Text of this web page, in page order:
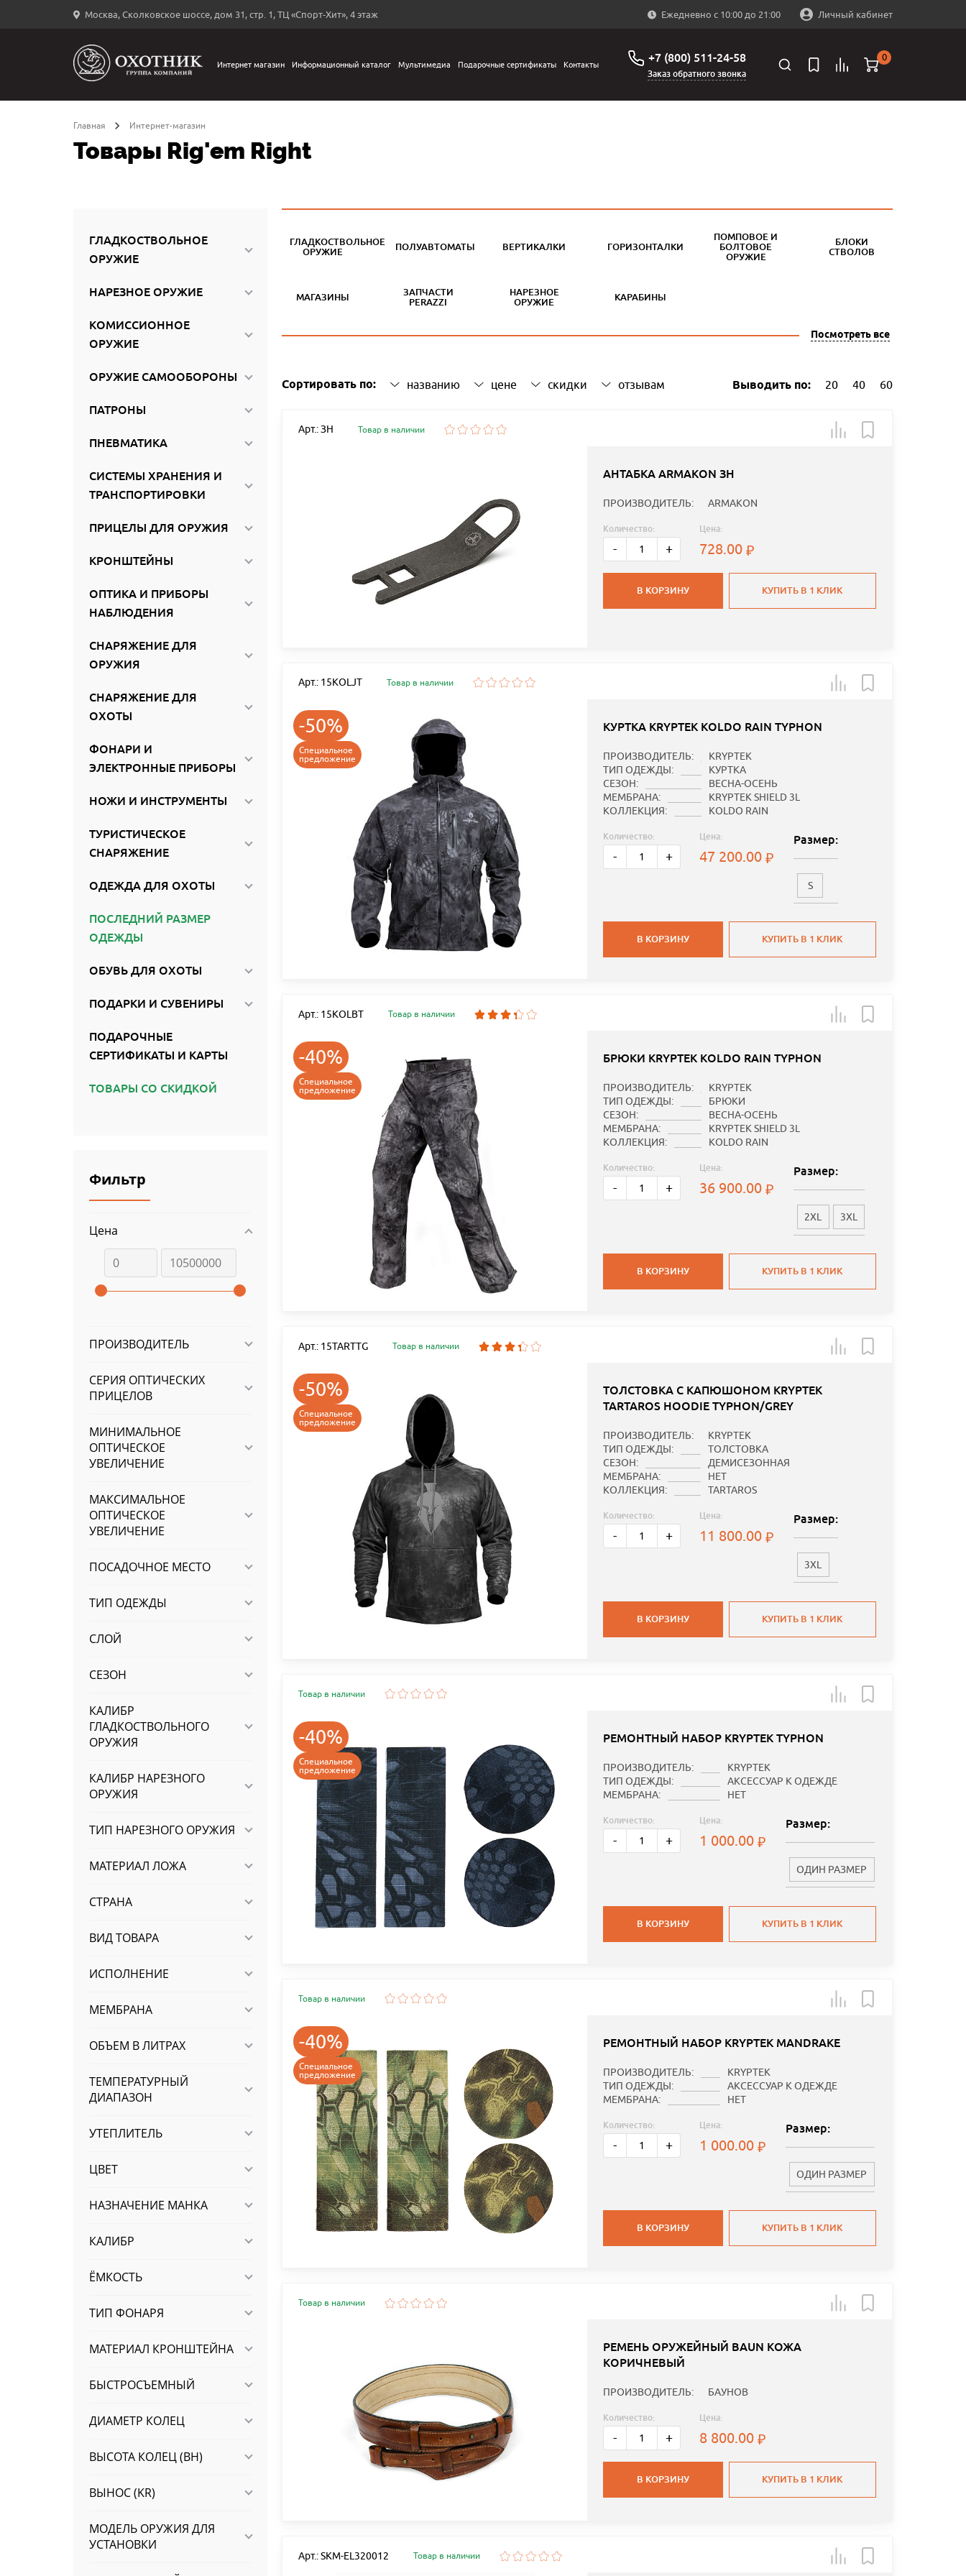
Москва, Сколковское шоссе, дом 31, стр. 1, ТЦ «Спорт-Хит», 4 этаж Ежедневно с 10:00 до 21:00 Личный кабинет
←
Интернет магазин Информационный каталог Мультимедиа Подарочные сертификаты Контакты +7 (800) 511-24-58
Заказ обратного звонка
0
Главная Интернет-магазин
Товары Rig'em Right
ГЛАДКОСТВОЛЬНОЕ
ОРУЖИЕ
НАРЕЗНОЕ ОРУЖИЕ
КОМИССИОННОЕ
ОРУЖИЕ
ОРУЖИЕ САМООБОРОНЫ
ПАТРОНЫ
ПНЕВМАТИКА
СИСТЕМЫ ХРАНЕНИЯ И
ТРАНСПОРТИРОВКИ
ПРИЦЕЛЫ ДЛЯ ОРУЖИЯ
КРОНШТЕЙНЫ
ОПТИКА И ПРИБОРЫ
НАБЛЮДЕНИЯ
СНАРЯЖЕНИЕ ДЛЯ
ОРУЖИЯ
СНАРЯЖЕНИЕ ДЛЯ
ОХОТЫ
ФОНАРИ И
ЭЛЕКТРОННЫЕ ПРИБОРЫ
НОЖИ И ИНСТРУМЕНТЫ
ТУРИСТИЧЕСКОЕ
СНАРЯЖЕНИЕ
ОДЕЖДА ДЛЯ ОХОТЫ
ПОСЛЕДНИЙ РАЗМЕР
ОДЕЖДЫ
ОБУВЬ ДЛЯ ОХОТЫ
ПОДАРКИ И СУВЕНИРЫ
ПОДАРОЧНЫЕ
СЕРТИФИКАТЫ И КАРТЫ
ТОВАРЫ СО СКИДКОЙ
Фильтр
Цена
ПРОИЗВОДИТЕЛЬ
СЕРИЯ ОПТИЧЕСКИХ
ПРИЦЕЛОВ
МИНИМАЛЬНОЕ
ОПТИЧЕСКОЕ
УВЕЛИЧЕНИЕ
МАКСИМАЛЬНОЕ
ОПТИЧЕСКОЕ
УВЕЛИЧЕНИЕ
ПОСАДОЧНОЕ МЕСТО
ТИП ОДЕЖДЫ
СЛОЙ
СЕЗОН
КАЛИБР
ГЛАДКОСТВОЛЬНОГО
ОРУЖИЯ
КАЛИБР НАРЕЗНОГО
ОРУЖИЯ
ТИП НАРЕЗНОГО ОРУЖИЯ
МАТЕРИАЛ ЛОЖА
СТРАНА
ВИД ТОВАРА
ИСПОЛНЕНИЕ
МЕМБРАНА
ОБЪЕМ В ЛИТРАХ
ТЕМПЕРАТУРНЫЙ
ДИАПАЗОН
УТЕПЛИТЕЛЬ
ЦВЕТ
НАЗНАЧЕНИЕ МАНКА
КАЛИБР
ЁМКОСТЬ
ТИП ФОНАРЯ
МАТЕРИАЛ КРОНШТЕЙНА
БЫСТРОСЪЕМНЫЙ
ДИАМЕТР КОЛЕЦ
ВЫСОТА КОЛЕЦ (BH)
ВЫНОС (KR)
МОДЕЛЬ ОРУЖИЯ ДЛЯ
УСТАНОВКИ
ГЛАДКОСТВОЛЬНОЕ
ОРУЖИЕ
ПОЛУАВТОМАТЫ ВЕРТИКАЛКИ ГОРИЗОНТАЛКИ
ПОМПОВОЕ И
БОЛТОВОЕ
ОРУЖИЕ
БЛОКИ
СТВОЛОВ
МАГАЗИНЫ
ЗАПЧАСТИ
PERAZZI
НАРЕЗНОЕ
ОРУЖИЕ
КАРАБИНЫ
Посмотреть все
Сортировать по: названию цене скидки отзывам Выводить по: 20 40 60
Арт.: ЗН Товар в наличии
АНТАБКА ARMAKON ЗН
ПРОИЗВОДИТЕЛЬ: ARMAKON
Количество:
- +
Цена:
728.00
В КОРЗИНУ КУПИТЬ В 1 КЛИК
Арт.: 15KOLJT Товар в наличии
-50%
Специальное
предложение
КУРТКА KRYPTEK KOLDO RAIN TYPHON
ПРОИЗВОДИТЕЛЬ:
KRYPTEK
ТИП ОДЕЖДЫ:
КУРТКА
СЕЗОН:
ВЕСНА-ОСЕНЬ
МЕМБРАНА:
KRYPTEK SHIELD 3L
КОЛЛЕКЦИЯ:
KOLDO RAIN
Количество:
- +
Цена:
47 200.00
Размер:
S
В КОРЗИНУ КУПИТЬ В 1 КЛИК
Арт.: 15KOLBT Товар в наличии
-40%
Специальное
предложение
БРЮКИ KRYPTEK KOLDO RAIN TYPHON
ПРОИЗВОДИТЕЛЬ:
KRYPTEK
ТИП ОДЕЖДЫ:
БРЮКИ
СЕЗОН:
ВЕСНА-ОСЕНЬ
МЕМБРАНА:
KRYPTEK SHIELD 3L
КОЛЛЕКЦИЯ:
KOLDO RAIN
Количество:
- +
Цена:
36 900.00
Размер:
2XL 3XL
В КОРЗИНУ КУПИТЬ В 1 КЛИК
Арт.: 15TARTTG Товар в наличии
-50%
Специальное
предложение
ТОЛСТОВКА С КАПЮШОНОМ KRYPTEK
TARTAROS HOODIE TYPHON/GREY
ПРОИЗВОДИТЕЛЬ:
KRYPTEK
ТИП ОДЕЖДЫ:
ТОЛСТОВКА
СЕЗОН:
ДЕМИСЕЗОННАЯ
МЕМБРАНА:
НЕТ
КОЛЛЕКЦИЯ:
TARTAROS
Количество:
- +
Цена:
11 800.00
Размер:
3XL
В КОРЗИНУ КУПИТЬ В 1 КЛИК
Товар в наличии
-40%
Специальное
предложение
РЕМОНТНЫЙ НАБОР KRYPTEK TYPHON
ПРОИЗВОДИТЕЛЬ:
KRYPTEK
ТИП ОДЕЖДЫ:
АКСЕССУАР К ОДЕЖДЕ
МЕМБРАНА:
НЕТ
Количество:
- +
Цена:
1 000.00
Размер:
ОДИН РАЗМЕР
В КОРЗИНУ КУПИТЬ В 1 КЛИК
Товар в наличии
-40%
Специальное
предложение
РЕМОНТНЫЙ НАБОР KRYPTEK MANDRAKE
ПРОИЗВОДИТЕЛЬ:
KRYPTEK
ТИП ОДЕЖДЫ:
АКСЕССУАР К ОДЕЖДЕ
МЕМБРАНА:
НЕТ
Количество:
- +
Цена:
1 000.00
Размер:
ОДИН РАЗМЕР
В КОРЗИНУ КУПИТЬ В 1 КЛИК
Товар в наличии
РЕМЕНЬ ОРУЖЕЙНЫЙ BAUN КОЖА
КОРИЧНЕВЫЙ
ПРОИЗВОДИТЕЛЬ: БАУНОВ
Количество:
- +
Цена:
8 800.00
В КОРЗИНУ КУПИТЬ В 1 КЛИК
Арт.: SKM-EL320012 Товар в наличии